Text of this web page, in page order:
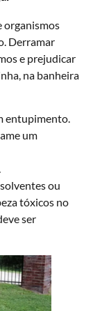
organismos
Derramar
e prejudicar
na banheira
entupimento.
um
ou
tóxicos no
ser